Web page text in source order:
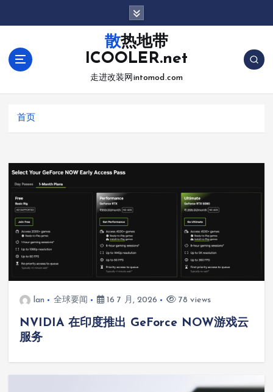
散热地带
ICOOLER.net
走进改装网intomod.com
首页
lan 全球要闻 16 7 月, 2026 78 views
NVIDIA 在印度推出 GeForce NOW游戏云
服务